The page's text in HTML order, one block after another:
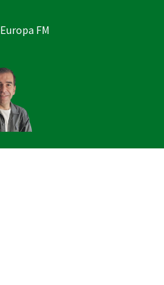
Europa FM